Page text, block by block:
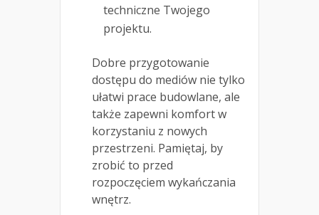
techniczne Twojego
projektu.
Dobre przygotowanie
dostępu do mediów nie tylko
ułatwi prace budowlane, ale
także zapewni komfort w
korzystaniu z nowych
przestrzeni. Pamiętaj, by
zrobić to przed
rozpoczęciem wykańczania
wnętrz.